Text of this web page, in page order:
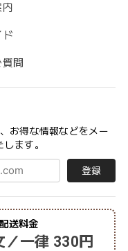
ド
問
お得な情報などをメー
ます。
登録
配送料金
／一律 330円